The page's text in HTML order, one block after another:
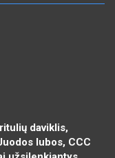
daviklis,
lubos, CCC